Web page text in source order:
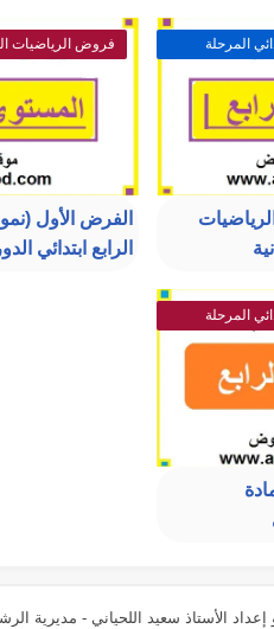
المرحلة
الأول (نموذج4) الرياضيات
فروض الرياضيات
الثالثة
الرابع ابتدائي
المرحلة
الأستاذ سعيد اللحياني - مديرية